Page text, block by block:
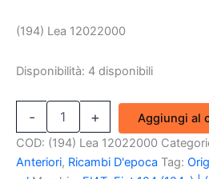
(194) Lea 12022000
Disponibilità: 4 disponibili
-
Fanalino
dx
Fiat
+
Aggiungi al
COD: (194) Lea 12022000
Anteriori, Ricambi D'epoca Tag: